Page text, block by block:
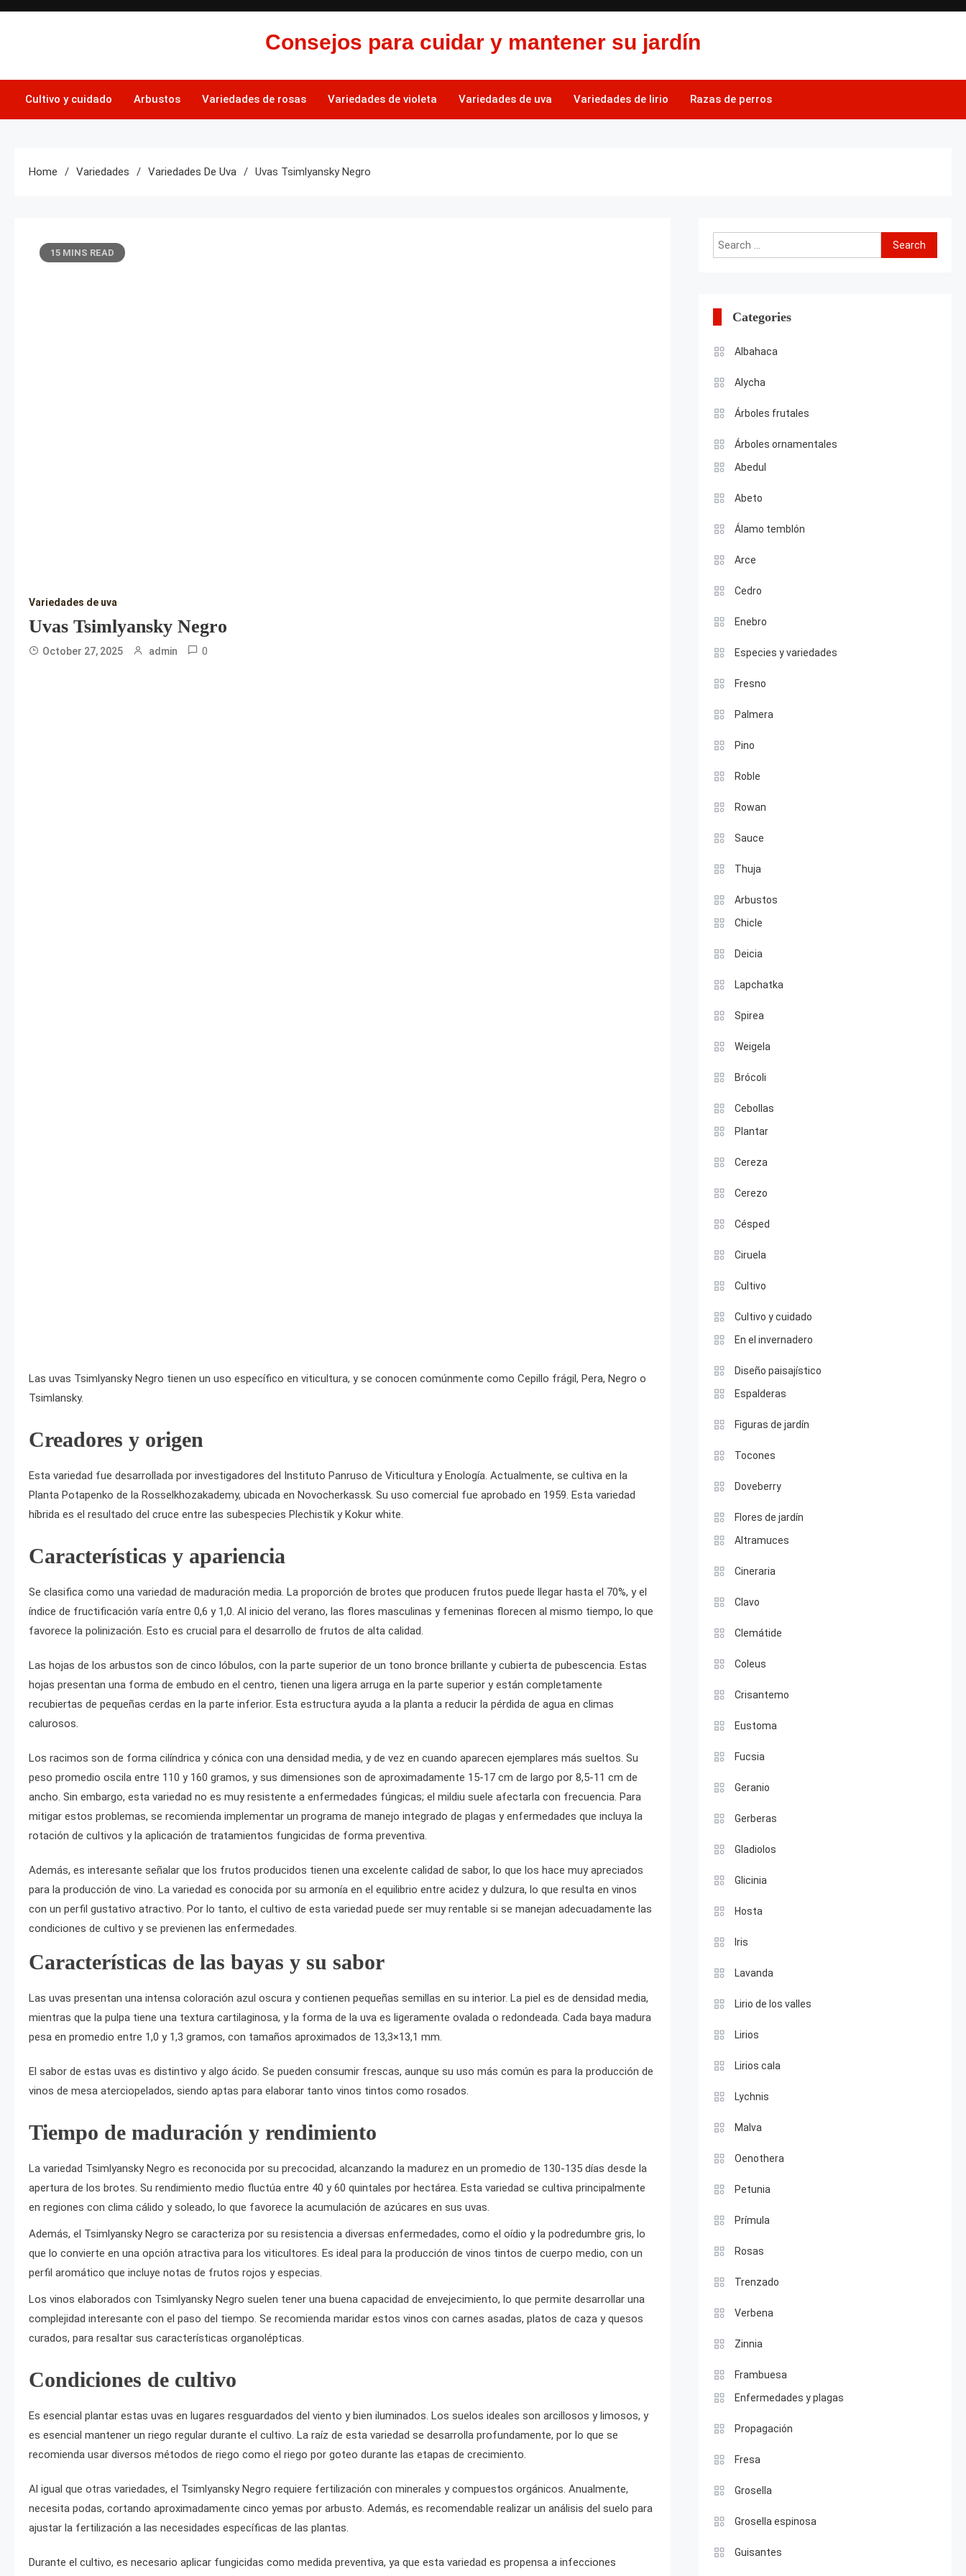
Skip
Consejos para cuidar y mantener su jardín
Cultivo y cuidado Arbustos Variedades de rosas Variedades de violeta Variedades de uva Variedades de lirio Razas de perros
Home Variedades Variedades De Uva Uvas Tsimlyansky Negro
15 MINS READ
Variedades de uva
Uvas Tsimlyansky Negro
October 27, 2025 admin 0
Las uvas Tsimlyansky Negro tienen un uso específico en viticultura, y se conocen comúnmente como Cepillo frágil, Pera, Negro o
Tsimlansky.
Creadores y origen
Esta variedad fue desarrollada por investigadores del Instituto Panruso de Viticultura y Enología. Actualmente, se cultiva en la
Planta Potapenko de la Rosselkhozakademy, ubicada en Novocherkassk. Su uso comercial fue aprobado en 1959. Esta variedad
híbrida es el resultado del cruce entre las subespecies Plechistik y Kokur white.
Características y apariencia
Se clasifica como una variedad de maduración media. La proporción de brotes que producen frutos puede llegar hasta el 70%, y el
índice de fructificación varía entre 0,6 y 1,0. Al inicio del verano, las flores masculinas y femeninas florecen al mismo tiempo, lo que
favorece la polinización. Esto es crucial para el desarrollo de frutos de alta calidad.
Las hojas de los arbustos son de cinco lóbulos, con la parte superior de un tono bronce brillante y cubierta de pubescencia. Estas
hojas presentan una forma de embudo en el centro, tienen una ligera arruga en la parte superior y están completamente
recubiertas de pequeñas cerdas en la parte inferior. Esta estructura ayuda a la planta a reducir la pérdida de agua en climas
calurosos.
Los racimos son de forma cilíndrica y cónica con una densidad media, y de vez en cuando aparecen ejemplares más sueltos. Su
peso promedio oscila entre 110 y 160 gramos, y sus dimensiones son de aproximadamente 15-17 cm de largo por 8,5-11 cm de
ancho. Sin embargo, esta variedad no es muy resistente a enfermedades fúngicas; el mildiu suele afectarla con frecuencia. Para
mitigar estos problemas, se recomienda implementar un programa de manejo integrado de plagas y enfermedades que incluya la
rotación de cultivos y la aplicación de tratamientos fungicidas de forma preventiva.
Además, es interesante señalar que los frutos producidos tienen una excelente calidad de sabor, lo que los hace muy apreciados
para la producción de vino. La variedad es conocida por su armonía en el equilibrio entre acidez y dulzura, lo que resulta en vinos
con un perfil gustativo atractivo. Por lo tanto, el cultivo de esta variedad puede ser muy rentable si se manejan adecuadamente las
condiciones de cultivo y se previenen las enfermedades.
Características de las bayas y su sabor
Las uvas presentan una intensa coloración azul oscura y contienen pequeñas semillas en su interior. La piel es de densidad media,
mientras que la pulpa tiene una textura cartilaginosa, y la forma de la uva es ligeramente ovalada o redondeada. Cada baya madura
pesa en promedio entre 1,0 y 1,3 gramos, con tamaños aproximados de 13,3×13,1 mm.
El sabor de estas uvas es distintivo y algo ácido. Se pueden consumir frescas, aunque su uso más común es para la producción de
vinos de mesa aterciopelados, siendo aptas para elaborar tanto vinos tintos como rosados.
Tiempo de maduración y rendimiento
La variedad Tsimlyansky Negro es reconocida por su precocidad, alcanzando la madurez en un promedio de 130-135 días desde la
apertura de los brotes. Su rendimiento medio fluctúa entre 40 y 60 quintales por hectárea. Esta variedad se cultiva principalmente
en regiones con clima cálido y soleado, lo que favorece la acumulación de azúcares en sus uvas.
Además, el Tsimlyansky Negro se caracteriza por su resistencia a diversas enfermedades, como el oídio y la podredumbre gris, lo
que lo convierte en una opción atractiva para los viticultores. Es ideal para la producción de vinos tintos de cuerpo medio, con un
perfil aromático que incluye notas de frutos rojos y especias.
Los vinos elaborados con Tsimlyansky Negro suelen tener una buena capacidad de envejecimiento, lo que permite desarrollar una
complejidad interesante con el paso del tiempo. Se recomienda maridar estos vinos con carnes asadas, platos de caza y quesos
curados, para resaltar sus características organolépticas.
Condiciones de cultivo
Es esencial plantar estas uvas en lugares resguardados del viento y bien iluminados. Los suelos ideales son arcillosos y limosos, y
es esencial mantener un riego regular durante el cultivo. La raíz de esta variedad se desarrolla profundamente, por lo que se
recomienda usar diversos métodos de riego como el riego por goteo durante las etapas de crecimiento.
Al igual que otras variedades, el Tsimlyansky Negro requiere fertilización con minerales y compuestos orgánicos. Anualmente,
necesita podas, cortando aproximadamente cinco yemas por arbusto. Además, es recomendable realizar un análisis del suelo para
ajustar la fertilización a las necesidades específicas de las plantas.
Durante el cultivo, es necesario aplicar fungicidas como medida preventiva, ya que esta variedad es propensa a infecciones
Search
for:
Categories
Albahaca
Alycha
Árboles frutales
Árboles ornamentales
Abedul
Abeto
Álamo temblón
Arce
Cedro
Enebro
Especies y variedades
Fresno
Palmera
Pino
Roble
Rowan
Sauce
Thuja
Arbustos
Chicle
Deicia
Lapchatka
Spirea
Weigela
Brócoli
Cebollas
Plantar
Cereza
Cerezo
Césped
Ciruela
Cultivo
Cultivo y cuidado
En el invernadero
Diseño paisajístico
Espalderas
Figuras de jardín
Tocones
Doveberry
Flores de jardín
Altramuces
Cineraria
Clavo
Clemátide
Coleus
Crisantemo
Eustoma
Fucsia
Geranio
Gerberas
Gladiolos
Glicinia
Hosta
Iris
Lavanda
Lirio de los valles
Lirios
Lirios cala
Lychnis
Malva
Oenothera
Petunia
Prímula
Rosas
Trenzado
Verbena
Zinnia
Frambuesa
Enfermedades y plagas
Propagación
Fresa
Grosella
Grosella espinosa
Guisantes